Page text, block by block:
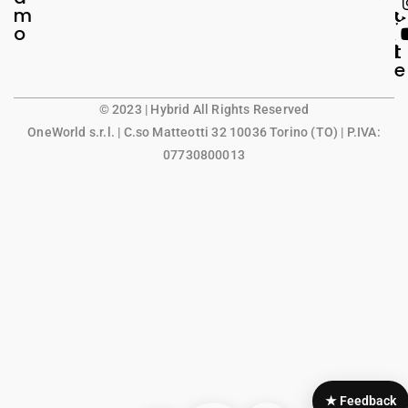
m
o
g
a
l
e
u
n
t
© 2023 | Hybrid All Rights Reserved
OneWorld s.r.l. | C.so Matteotti 32 10036 Torino (TO) | P.IVA:
07730800013
★ Feedback